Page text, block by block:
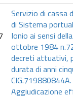
Servizio di cassa
di Sistema
Ionio ai sensi
ottobre 1984
decreti attuativi,
durata di anni
CIG.719880844A.
Aggiudicazione